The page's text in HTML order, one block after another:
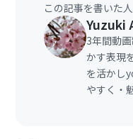
この記事を書いた人
Yuzuki
3年間動
かす表現
を活かし
やすく・